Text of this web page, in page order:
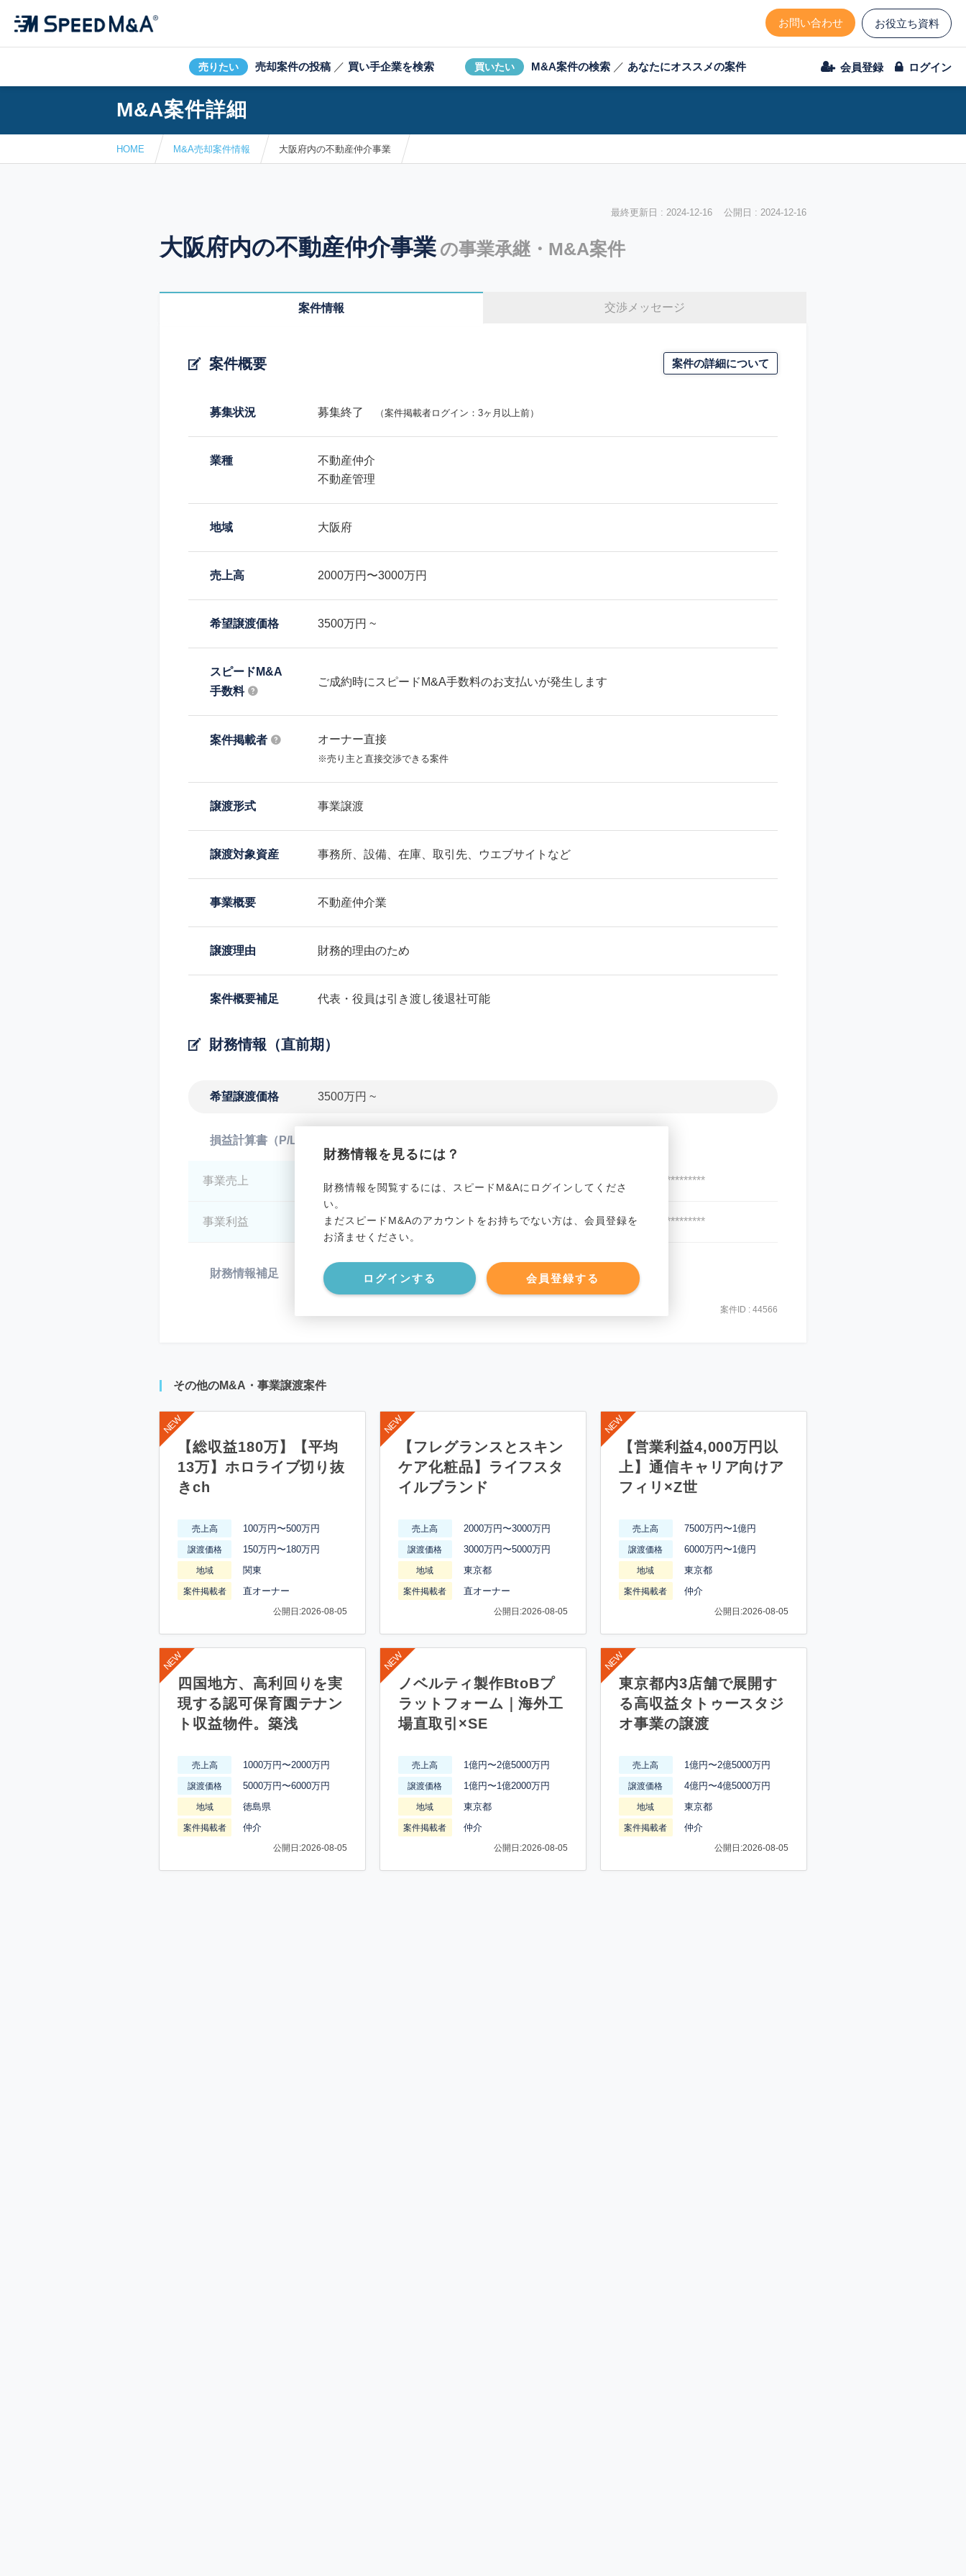
お問い合わせ お役立ち資料
売りたい 売却案件の投稿 ／ 買い手企業を検索 買いたい M&A案件の検索 ／ あなたにオススメの案件 会員登録 ログイン
M&A案件詳細
HOME M&A売却案件情報 大阪府内の不動産仲介事業
最終更新日 : 2024-12-16 公開日 : 2024-12-16
大阪府内の不動産仲介事業 の事業承継・M&A案件
案件情報 交渉メッセージ
案件概要 案件の詳細について
募集状況 募集終了 （案件掲載者ログイン：3ヶ月以上前）
業種
不動産仲介
不動産管理
地域 大阪府
売上高 2000万円〜3000万円
希望譲渡価格 3500万円 ~
スピードM&A
手数料
ご成約時にスピードM&A手数料のお支払いが発生します
案件掲載者 オーナー直接
※売り主と直接交渉できる案件
譲渡形式 事業譲渡
譲渡対象資産 事務所、設備、在庫、取引先、ウエブサイトなど
事業概要 不動産仲介業
譲渡理由 財務的理由のため
案件概要補足 代表・役員は引き渡し後退社可能
財務情報（直前期）
希望譲渡価格 3500万円 ~
財務情報を見るには？
財務情報を閲覧するには、スピードM&Aにログインしてくださ
い。
まだスピードM&Aのアカウントをお持ちでない方は、会員登録を
お済ませください。
ログインする 会員登録する
損益計算書（P/L）
事業売上 ********************
事業利益 ********************
事業資産 ********************
事業負債 ********************
財務情報補足 ********************
案件ID : 44566
その他のM&A・事業譲渡案件
【総収益180万】【平均
13万】ホロライブ切り抜
きch
売上高 100万円〜500万円
譲渡価格 150万円〜180万円
地域 関東
案件掲載者 直オーナー
公開日:2026-08-05
【フレグランスとスキン
ケア化粧品】ライフスタ
イルブランド
売上高 2000万円〜3000万円
譲渡価格 3000万円〜5000万円
地域 東京都
案件掲載者 直オーナー
公開日:2026-08-05
【営業利益4,000万円以
上】通信キャリア向けア
フィリ×Z世
売上高 7500万円〜1億円
譲渡価格 6000万円〜1億円
地域 東京都
案件掲載者 仲介
公開日:2026-08-05
四国地方、高利回りを実
現する認可保育園テナン
ト収益物件。築浅
売上高 1000万円〜2000万円
譲渡価格 5000万円〜6000万円
地域 徳島県
案件掲載者 仲介
公開日:2026-08-05
ノベルティ製作BtoBプ
ラットフォーム｜海外工
場直取引×SE
売上高 1億円〜2億5000万円
譲渡価格 1億円〜1億2000万円
地域 東京都
案件掲載者 仲介
公開日:2026-08-05
東京都内3店舗で展開す
る高収益タトゥースタジ
オ事業の譲渡
売上高 1億円〜2億5000万円
譲渡価格 4億円〜4億5000万円
地域 東京都
案件掲載者 仲介
公開日:2026-08-05